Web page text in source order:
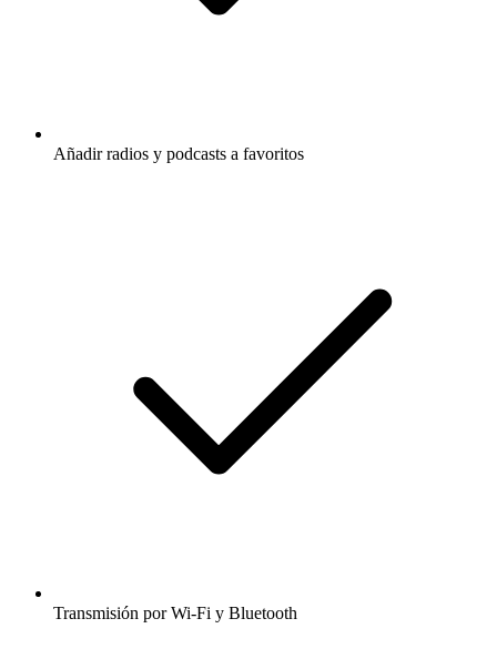
Añadir radios y podcasts a favoritos
Transmisión por Wi-Fi y Bluetooth